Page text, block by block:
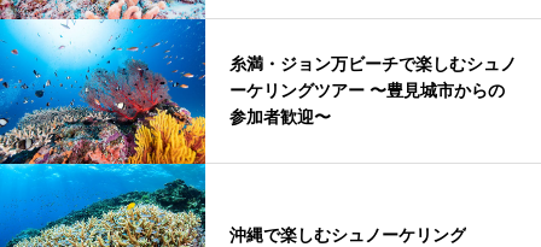
糸満・ジョン万ビーチで楽しむシュノ
ーケリングツアー 〜豊見城市からの
参加者歓迎〜
沖縄で楽しむシュノーケリング